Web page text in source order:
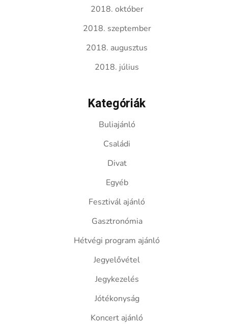
2018. október
2018. szeptember
2018. augusztus
2018. július
Kategóriák
Buliajánló
Családi
Divat
Egyéb
Fesztivál ajánló
Gasztronómia
Hétvégi program ajánló
Jegyelővétel
Jegykezelés
Jótékonyság
Koncert ajánló